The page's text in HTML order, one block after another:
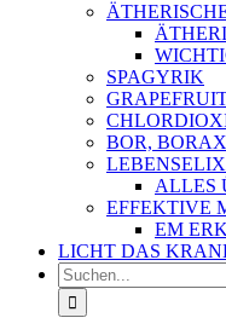
SPAGYRIK
BOR, BORAX
ALLES
EFFEKTIVE
EM
LICHT DAS
Suche
nach: